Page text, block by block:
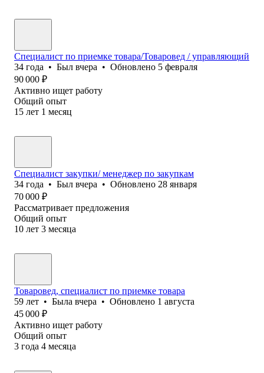
Специалист по приемке товара/Товаровед / управляющий
34 года • Был вчера • Обновлено 5 февраля
90 000 ₽
Активно ищет работу
Общий опыт
15 лет 1 месяц
Специалист закупки/ менеджер по закупкам
34 года • Был вчера • Обновлено 28 января
70 000 ₽
Рассматривает предложения
Общий опыт
10 лет 3 месяца
Товаровед, специалист по приемке товара
59 лет • Была вчера • Обновлено 1 августа
45 000 ₽
Активно ищет работу
Общий опыт
3 года 4 месяца